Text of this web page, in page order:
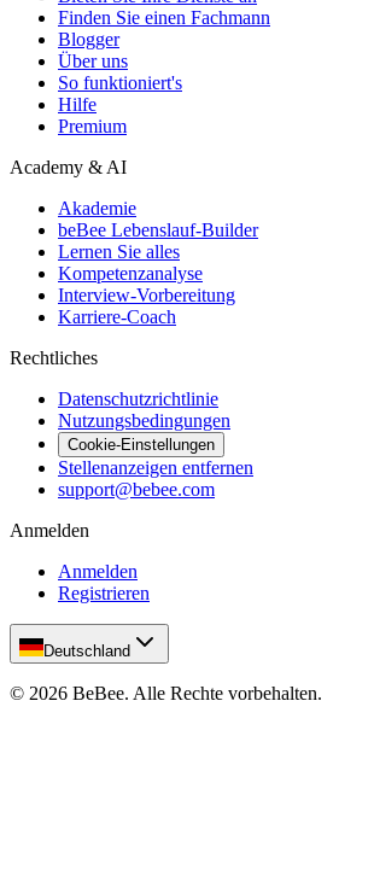
Finden Sie einen Fachmann
Blogger
Über uns
So funktioniert's
Hilfe
Premium
Academy & AI
Akademie
beBee Lebenslauf-Builder
Lernen Sie alles
Kompetenzanalyse
Interview-Vorbereitung
Karriere-Coach
Rechtliches
Datenschutzrichtlinie
Nutzungsbedingungen
Cookie-Einstellungen
Stellenanzeigen entfernen
support@bebee.com
Anmelden
Anmelden
Registrieren
Deutschland
© 2026 BeBee. Alle Rechte vorbehalten.